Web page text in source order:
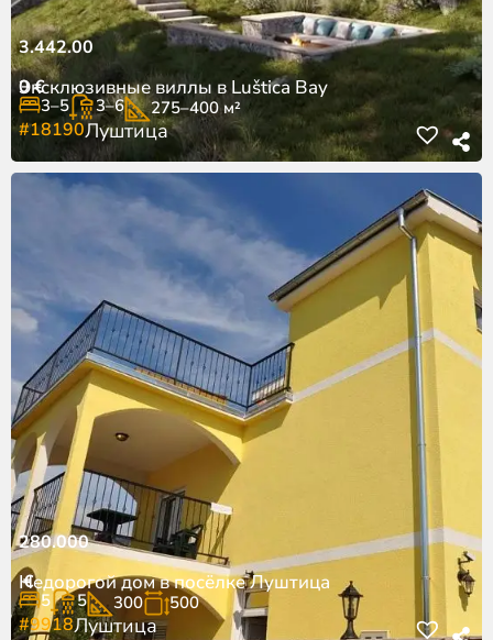
3.442.00
0€
Эксклюзивные виллы в Luštica Bay
3–5 3–6 275–400 м²
#18190Луштица
280.000
€
Недорогой дом в посёлке Луштица
5 5 300 500
#9918Луштица